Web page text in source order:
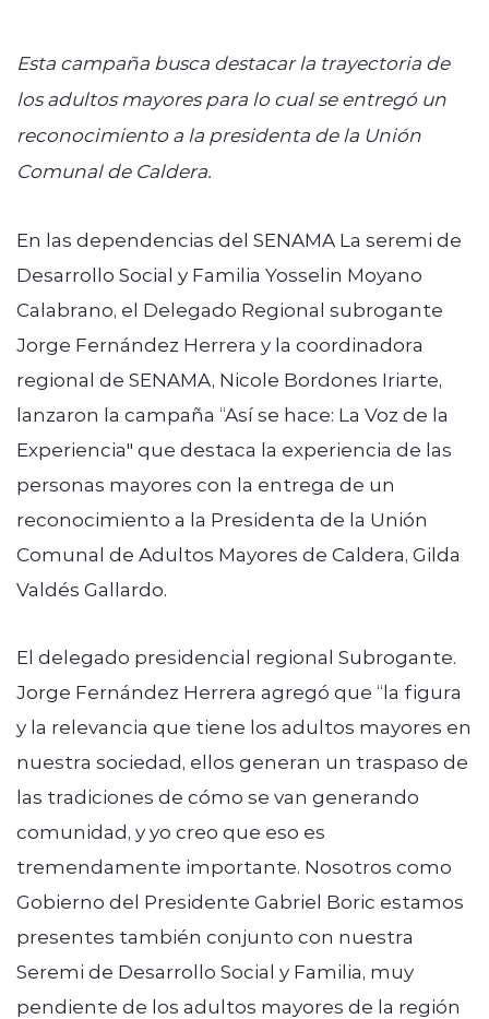
Esta campaña busca destacar la trayectoria de
los adultos mayores para lo cual se entregó un
reconocimiento a la presidenta de la Unión
Comunal de Caldera.
En las dependencias del SENAMA La seremi de
Desarrollo Social y Familia Yosselin Moyano
Calabrano, el Delegado Regional subrogante
Jorge Fernández Herrera y la coordinadora
regional de SENAMA, Nicole Bordones Iriarte,
lanzaron la campaña “Así se hace: La Voz de la
Experiencia" que destaca la experiencia de las
personas mayores con la entrega de un
reconocimiento a la Presidenta de la Unión
Comunal de Adultos Mayores de Caldera, Gilda
Valdés Gallardo.
El delegado presidencial regional Subrogante.
Jorge Fernández Herrera agregó que “la figura
y la relevancia que tiene los adultos mayores en
nuestra sociedad, ellos generan un traspaso de
las tradiciones de cómo se van generando
comunidad, y yo creo que eso es
tremendamente importante. Nosotros como
Gobierno del Presidente Gabriel Boric estamos
presentes también conjunto con nuestra
Seremi de Desarrollo Social y Familia, muy
pendiente de los adultos mayores de la región